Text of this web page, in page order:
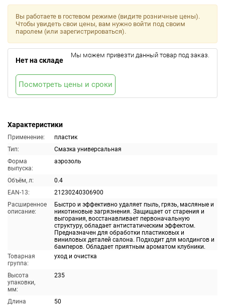
Характеристики
Применение:
пластик
Тип:
Смазка универсальная
Форма
выпуска:
аэрозоль
Объём, л:
0.4
EAN-13:
21230240306900
Расширенное
описание:
Быстро и эффективно удаляет пыль, грязь, масляные и
никотиновые загрязнения. Защищает от старения и
выгорания, восстанавливает первоначальную
структуру, обладает антистатическим эффектом.
Предназначен для обработки пластиковых и
виниловых деталей салона. Подходит для молдингов и
бамперов. Обладает приятным ароматом клубники.
Товарная
группа:
уход и очистка
Высота
упаковки,
мм:
235
Длина
50
Вы работаете в гостевом режиме (видите розничные цены).
Чтобы увидеть свои цены, вам нужно войти под своим
паролем (или зарегистрироваться).
Нет на складе
Мы можем привезти данный товар под заказ.
Посмотреть цены и сроки